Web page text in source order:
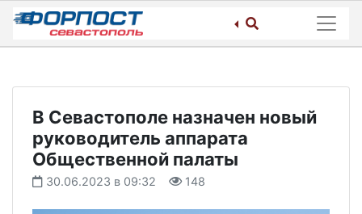
Skip
content
В Севастополе назначен новый
руководитель аппарата
Общественной палаты
30.06.2023 в 09:32 148